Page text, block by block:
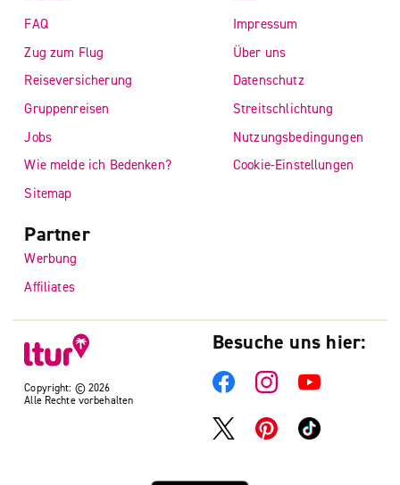
Copyright: © 2026
Alle Rechte vorbehalten
FAQ
Zug zum Flug
Reiseversicherung
Gruppenreisen
Jobs
Wie melde ich Bedenken?
Sitemap
Impressum
Über uns
Datenschutz
Streitschlichtung
Nutzungsbedingungen
Cookie-Einstellungen
Partner
Werbung
Affiliates
Besuche uns hier: